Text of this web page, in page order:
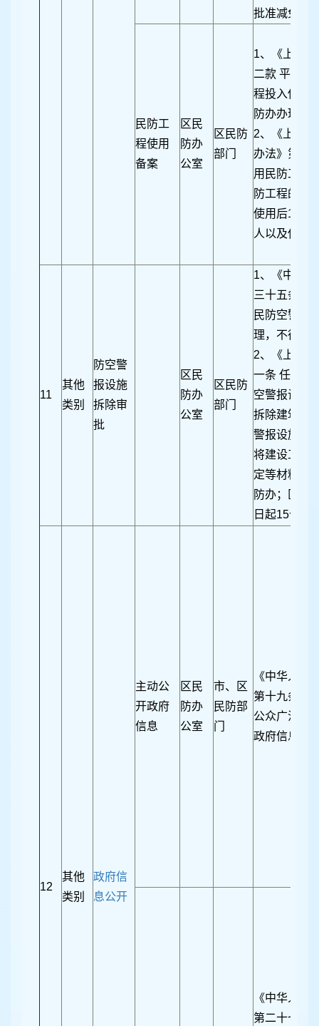
批准减免的
民防工
程使用
备案
区民
防办
公室
区民防
部门
1、《上海
二款 平时利
程投入使用
防办办理备
2、《上海
办法》第二
用民防工程
防工程的所
使用后10日
人以及使用
11
其他
类别
防空警
报设施
拆除审
批
区民
防办
公室
区民防
部门
1、《中华
三十五条第
民防空警报
理，不得擅
2、《上海
一条 任何单
空警报设施
拆除建筑物
警报设施的
将建设工程
定等材料送
防办；区民
日起15个工
12
其他
类别
政府信
息公开
主动公
开政府
信息
区民
防办
公室
市、区
民防部
门
《中华人民
第十九条 对
公众广泛知
政府信息，
《中华人民
第二十七条